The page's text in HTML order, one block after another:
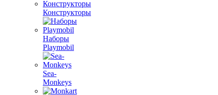
Конструкторы
Наборы
Playmobil
Sea-
Monkeys